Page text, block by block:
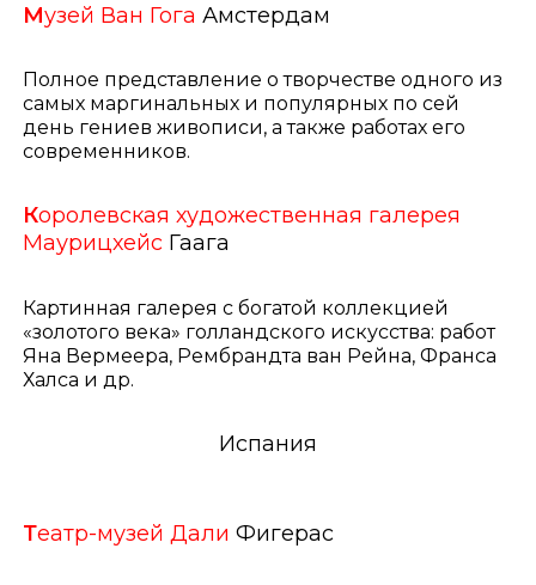
Музей Ван Гога Амстердам
Полное представление о творчестве одного из
самых маргинальных и популярных по сей
день гениев живописи, а также работах его
современников.
Королевская художественная галерея
Маурицхейс Гаага
Картинная галерея с богатой коллекцией
«золотого века» голландского искусства: работ
Яна Вермеера, Рембрандта ван Рейна, Франса
Халса и др.
Испания
Театр-музей Дали Фигерас